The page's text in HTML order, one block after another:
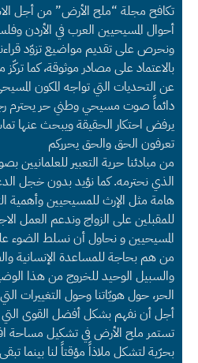
تكافح مجلة “ملح الأرض” من أجل
أحوال المسيحيين العرب في الأردن
ونحرص على تقديم مواضيع تزوّد
بالاعتماد على مصادر موثوقة، كما
عن التحديات التي تواجه المكون
دائماً صوت مسيحي وطني حر يحترم
يرفض احتكار الحقيقة ويبحث عنها
تعرفون الحق والحق يحرركم
من مبادئنا حرية التعبير للعلمانيين
الذي نحترمه. كما نؤيد بدون خجل
هامة مثل الإرث للمسيحيين وأهمية
للمقبلين على الزواج وندعم العمل
المسيحيين و نحاول أن نسلط الضوء
من هم بحاجة للمساعدة الإنسانية
والسبيل الوحيد للخروج من هذا
الحر، حول هويّاتنا وحول التغييرات
أجل أن نفهم بشكل أفضل القوى التي
تستمر ملح الأرض في تشكيل مساحة
بحرّية لتشكل ملاذاً مؤقتاً لنا بينما